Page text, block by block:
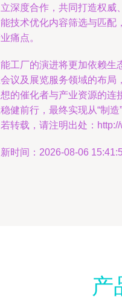
深度合作，共同打造权威
技术优化内容筛选与匹配
痛点。
工厂的演进将更加依赖生
议及展览服务领域的布局
的催化者与产业资源的连
健前行，最终实现从“制造
转载，请注明出处：
时间：2026-08-06
产